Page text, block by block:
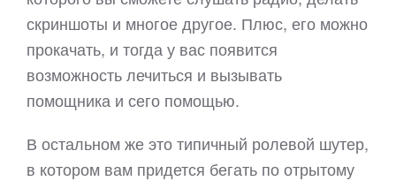
скриншоты и многое другое. Плюс, его можно
прокачать, и тогда у вас появится
возможность лечиться и вызывать
помощника и сего помощью.
В остальном же это типичный ролевой шутер,
в котором вам придется бегать по отрытому